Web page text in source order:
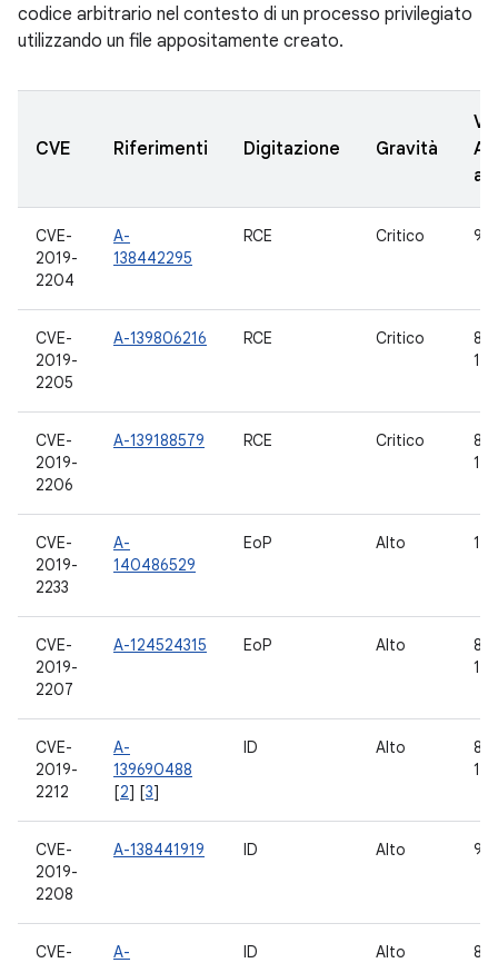
codice arbitrario nel contesto di un processo privilegiato
utilizzando un file appositamente creato.
CVE Riferimenti Digitazione Gravità
CVE-
2019-
2204
A-
138442295
RCE Critico 9
CVE-
2019-
2205
A-139806216 RCE Critico
10
CVE-
2019-
2206
A-139188579 RCE Critico
10
CVE-
2019-
2233
A-
140486529
EoP Alto 10
CVE-
2019-
2207
A-124524315 EoP Alto
10
CVE-
2019-
2212
A-
139690488
[2] [3]
ID Alto
10
CVE-
2019-
2208
A-138441919 ID Alto 9
CVE-
A-
ID Alto